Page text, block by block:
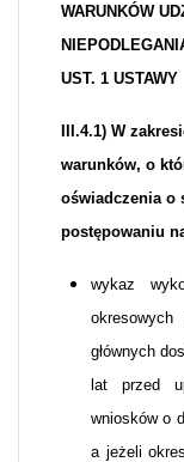
WARUNKÓW
UST. 1 USTAWY
III.4.1) W
warunków, o
oświadczenia o
postępowaniu
wykaz
głównych
lat przed
wniosków o
a jeżeli